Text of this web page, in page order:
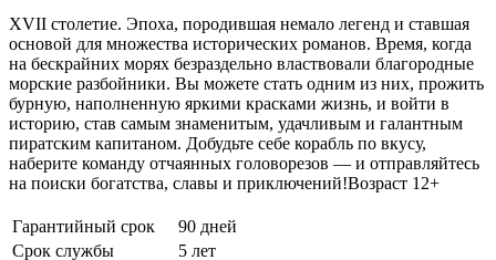
XVII столетие. Эпоха, породившая немало легенд и ставшая
основой для множества исторических романов. Время, когда
на бескрайних морях безраздельно властвовали благородные
морские разбойники. Вы можете стать одним из них, прожить
бурную, наполненную яркими красками жизнь, и войти в
историю, став самым знаменитым, удачливым и галантным
пиратским капитаном. Добудьте себе корабль по вкусу,
наберите команду отчаянных головорезов — и отправляйтесь
на поиски богатства, славы и приключений!Возраст 12+
Гарантийный срок
90 дней
Срок службы
5 лет